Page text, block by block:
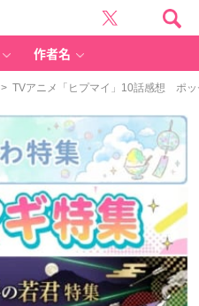
作者名
> TVアニメ「ヒプマイ」10話感想 ポッ